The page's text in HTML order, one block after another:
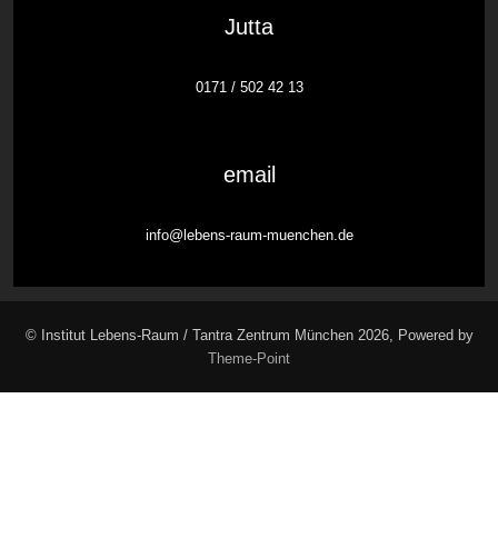
Jutta
0171 / 502 42 13
email
info@lebens-raum-muenchen.de
© Institut Lebens-Raum / Tantra Zentrum München 2026, Powered by
Theme-Point